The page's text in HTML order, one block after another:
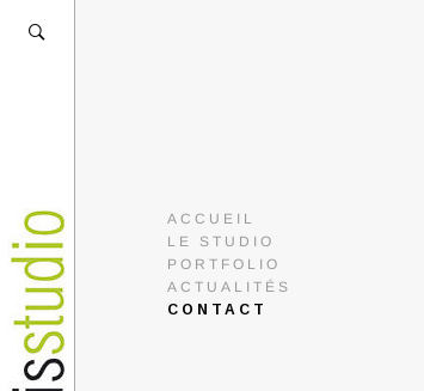
ACCUEIL
LE STUDIO
PORTFOLIO
ACTUALITÉS
CONTACT